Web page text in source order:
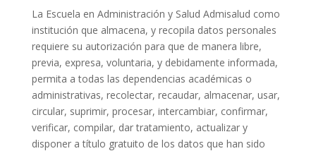
La Escuela en Administración y Salud Admisalud como
institución que almacena, y recopila datos personales
requiere su autorización para que de manera libre,
previa, expresa, voluntaria, y debidamente informada,
permita a todas las dependencias académicas o
administrativas, recolectar, recaudar, almacenar, usar,
circular, suprimir, procesar, intercambiar, confirmar,
verificar, compilar, dar tratamiento, actualizar y
disponer a título gratuito de los datos que han sido